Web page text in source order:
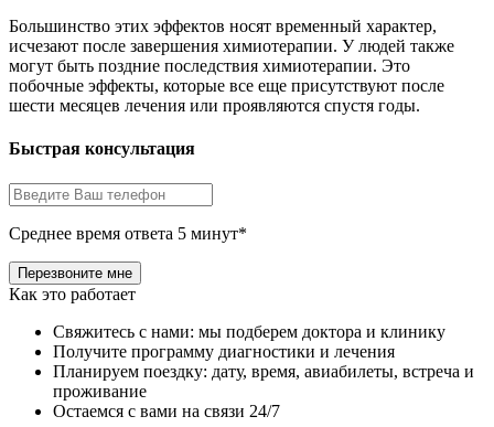
Большинство этих эффектов носят временный характер,
исчезают после завершения химиотерапии. У людей также
могут быть поздние последствия химиотерапии. Это
побочные эффекты, которые все еще присутствуют после
шести месяцев лечения или проявляются спустя годы.
Быстрая консультация
Среднее время ответа 5 минут*
Как это работает
Свяжитесь с нами: мы подберем доктора и клинику
Получите программу диагностики и лечения
Планируем поездку: дату, время, авиабилеты, встреча и
проживание
Остаемся с вами на связи 24/7